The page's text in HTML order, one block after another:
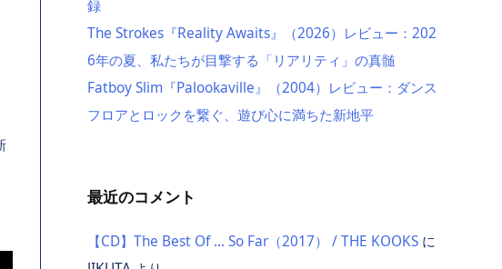
録
The Strokes『Reality Awaits』（2026）レビュー：202
6年の夏、私たちが目撃する「リアリティ」の真髄
Fatboy Slim『Palookaville』（2004）レビュー：ダンス
フロアとロックを繋ぐ、遊び心に満ちた新地平
最近のコメント
【CD】The Best Of … So Far（2017） / THE KOOKS に